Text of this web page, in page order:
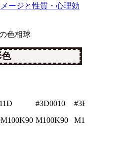
ージと性質・心理効
#3D0010
M100K90
#3B0001
M100Y100K90